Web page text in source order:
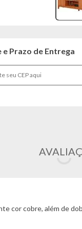
e Prazo de Entrega
cor cobre, além de